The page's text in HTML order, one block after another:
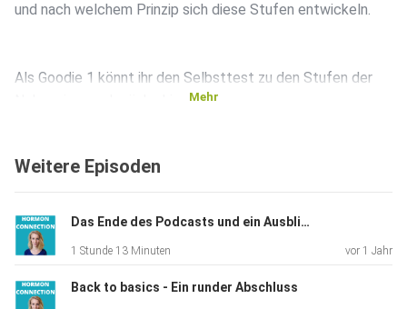
und nach welchem Prinzip sich diese Stufen entwickeln.
Als Goodie 1 könnt ihr den Selbsttest zu den Stufen der
Nebennierenschwäche hier machen.
Als Goodie 2 werden 3 Exemplare des Buches verlost. Ihr
automatisch am Gewinnspiel teil, wenn ihr in der Podcast
Community (Anmeldung kostenlos) dabei seid. Letzter Tag,
um an
der Verlosung teilzunehmen ist der 30.11.21.
Mehr
Weitere Episoden
Das Ende des Podcasts und ein Ausblick auf Neues
1 Stunde 13 Minuten vor 1 Jahr
Back to basics - Ein runder Abschluss